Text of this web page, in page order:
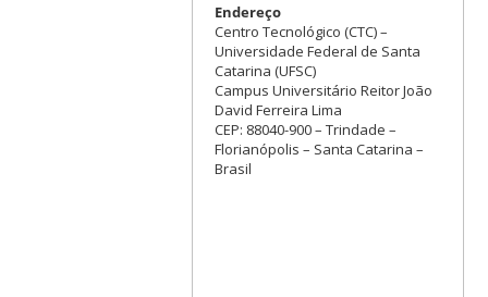
Endereço
Centro Tecnológico (CTC) –
Universidade Federal de Santa
Catarina (UFSC)
Campus Universitário Reitor João
David Ferreira Lima
CEP: 88040-900 – Trindade –
Florianópolis – Santa Catarina –
Brasil